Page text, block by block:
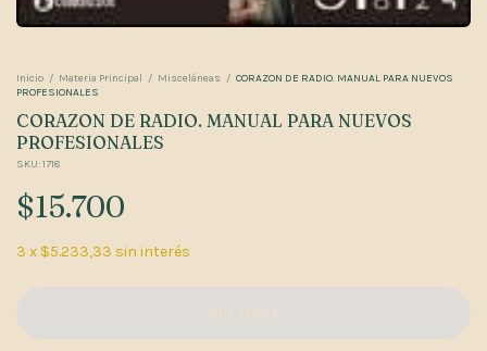
Inicio / Materia Principal / Misceláneas / CORAZON DE RADIO. MANUAL PARA NUEVOS
PROFESIONALES
CORAZON DE RADIO. MANUAL PARA NUEVOS
PROFESIONALES
SKU:1718
$15.700
3 x $5.233,33 sin interés